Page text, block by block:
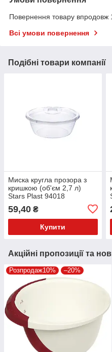
Повернення товару впродовж
Всі умови повернення
Подібні товари компанії
Миска кругла прозора з
кришкою (об'єм 2,7 л)
Stars Plast 94018
59,40 ₴
Купити
Акційні пропозиції та
Розпродаж10% –20%